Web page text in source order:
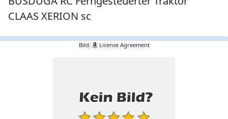
CLAAS XERION sc
Bild: License Agreement